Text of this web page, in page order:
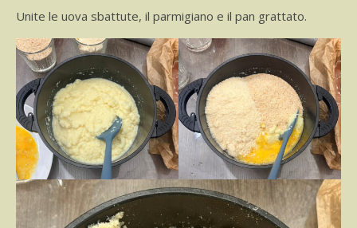
Unite le uova sbattute, il parmigiano e il pan grattato.